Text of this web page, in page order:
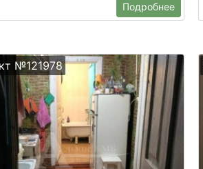
Подробнее
№121978